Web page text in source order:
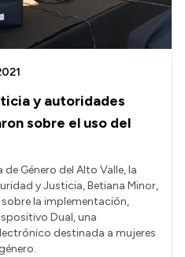
y autoridades
sobre el uso del
Género del Alto Valle, la
y Justicia, Betiana Minor,
la implementación,
Dual, una
destinada a mujeres